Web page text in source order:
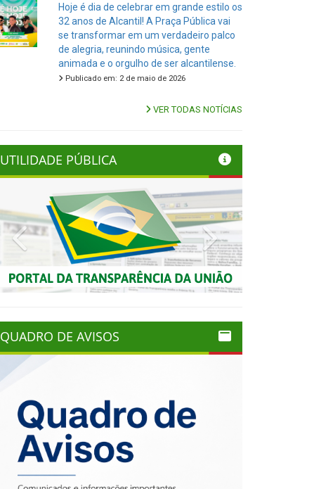
Hoje é dia de celebrar em grande estilo os
32 anos de Alcantil! A Praça Pública vai
se transformar em um verdadeiro palco
de alegria, reunindo música, gente
animada e o orgulho de ser alcantilense.
Publicado em: 2 de maio de 2026
VER TODAS NOTÍCIAS
UTILIDADE PÚBLICA
Previous Next
QUADRO DE AVISOS